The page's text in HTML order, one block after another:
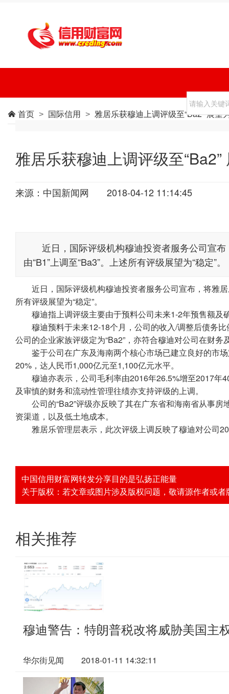
 首页 > 国际信用 > 雅居乐获穆迪上调评级至“Ba2” 展望
雅居乐获穆迪上调评级至“Ba2”
来源：中国新闻网 2018-04-12 11:14:45
近日，国际评级机构穆迪投资者服务公司宣布
由“B1”上调至“Ba3”。上述所有评级展望为“稳
近日，国际评级机构穆迪投资者服务公司宣布，将雅居
所有评级展望为“稳定”。
穆迪指上调评级主要由于预料公司未来1-2年预售额及
穆迪预料于未来12-18个月，公司的收入/调整后债务比
公司的企业家族评级定为“Ba2”，亦符合穆迪对公司在财
鉴于公司在广东及海南两个核心市场已建立良好的市场
20%，达人民币1,000亿元至1,100亿元水平。
穆迪亦表示，公司毛利率由2016年26.5%增至2017年
及审慎的财务和流动性管理往绩亦支持评级的上调。
公司的“Ba2”评级亦反映了其在广东省和海南省从事房
资渠道，以及低土地成本。
雅居乐管理层表示，此次评级上调反映了穆迪对公司
中国信用财富网转发分享目的是弘扬正能量
关于版权：若文章或图片涉及版权问题，敬请源作者或
相关推荐
穆迪警告：特朗普税改将威胁美国主
华尔街见闻 2018-01-11 14:32:11